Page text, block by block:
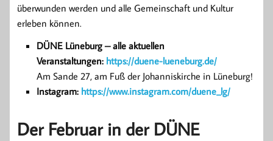
überwunden werden und alle Gemeinschaft und Kultur
erleben können.
DÜNE Lüneburg – alle aktuellen
Veranstaltungen: https://duene-lueneburg.de/
Am Sande 27, am Fuß der Johanniskirche in Lüneburg!
Instagram: https://www.instagram.com/duene_lg/
Der Februar in der DÜNE